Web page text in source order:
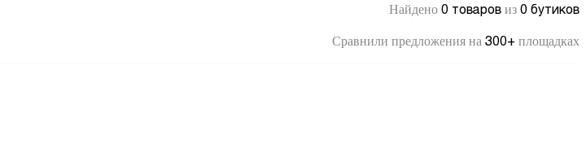
Найдено 0 товаров из 0 бутиков
Сравнили предложения на 300+ площадках